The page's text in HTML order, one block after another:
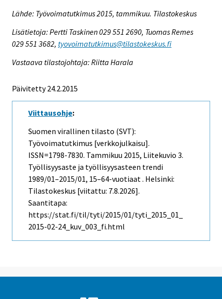
Lähde: Työvoimatutkimus 2015, tammikuu. Tilastokeskus
Lisätietoja: Pertti Taskinen 029 551 2690, Tuomas Remes
029 551 3682, tyovoimatutkimus@tilastokeskus.fi
Vastaava tilastojohtaja: Riitta Harala
Päivitetty 24.2.2015
Viittausohje:
Suomen virallinen tilasto (SVT):
Työvoimatutkimus [verkkojulkaisu].
ISSN=1798-7830. Tammikuu 2015, Liitekuvio 3.
Työllisyysaste ja työllisyysasteen trendi
1989/01–2015/01, 15–64-vuotiaat . Helsinki:
Tilastokeskus [viitattu: 7.8.2026].
Saantitapa:
https://stat.fi/til/tyti/2015/01/tyti_2015_01_
2015-02-24_kuv_003_fi.html